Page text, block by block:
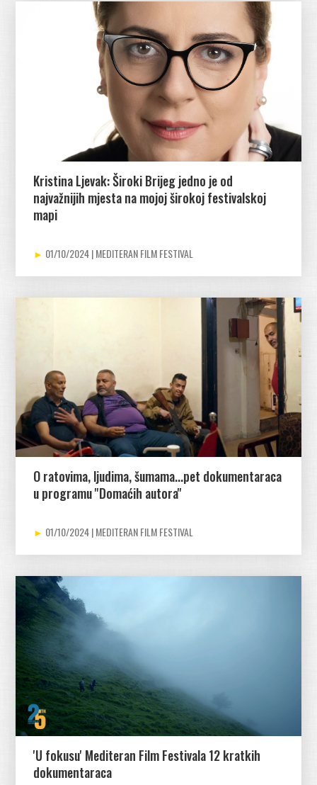
Kristina Ljevak: Široki Brijeg jedno je od
najvažnijih mjesta na mojoj širokoj festivalskoj
mapi
01/10/2024
O ratovima, ljudima, šumama...pet dokumentaraca
u programu ''Domaćih autora''
01/10/2024
'U fokusu' Mediteran Film Festivala 12 kratkih
dokumentaraca